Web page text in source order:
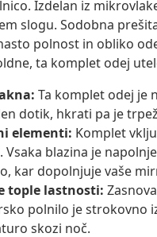
Izdelan iz
slogu. Sodobna
polnost in obliko
ta komplet odej
Ta komplet odej je
dotik, hkrati pa je
elementi: Komplet
Vsaka blazina je
kar dopolnjuje vaše
tople lastnosti:
polnilo je strokovno
skozi noč.